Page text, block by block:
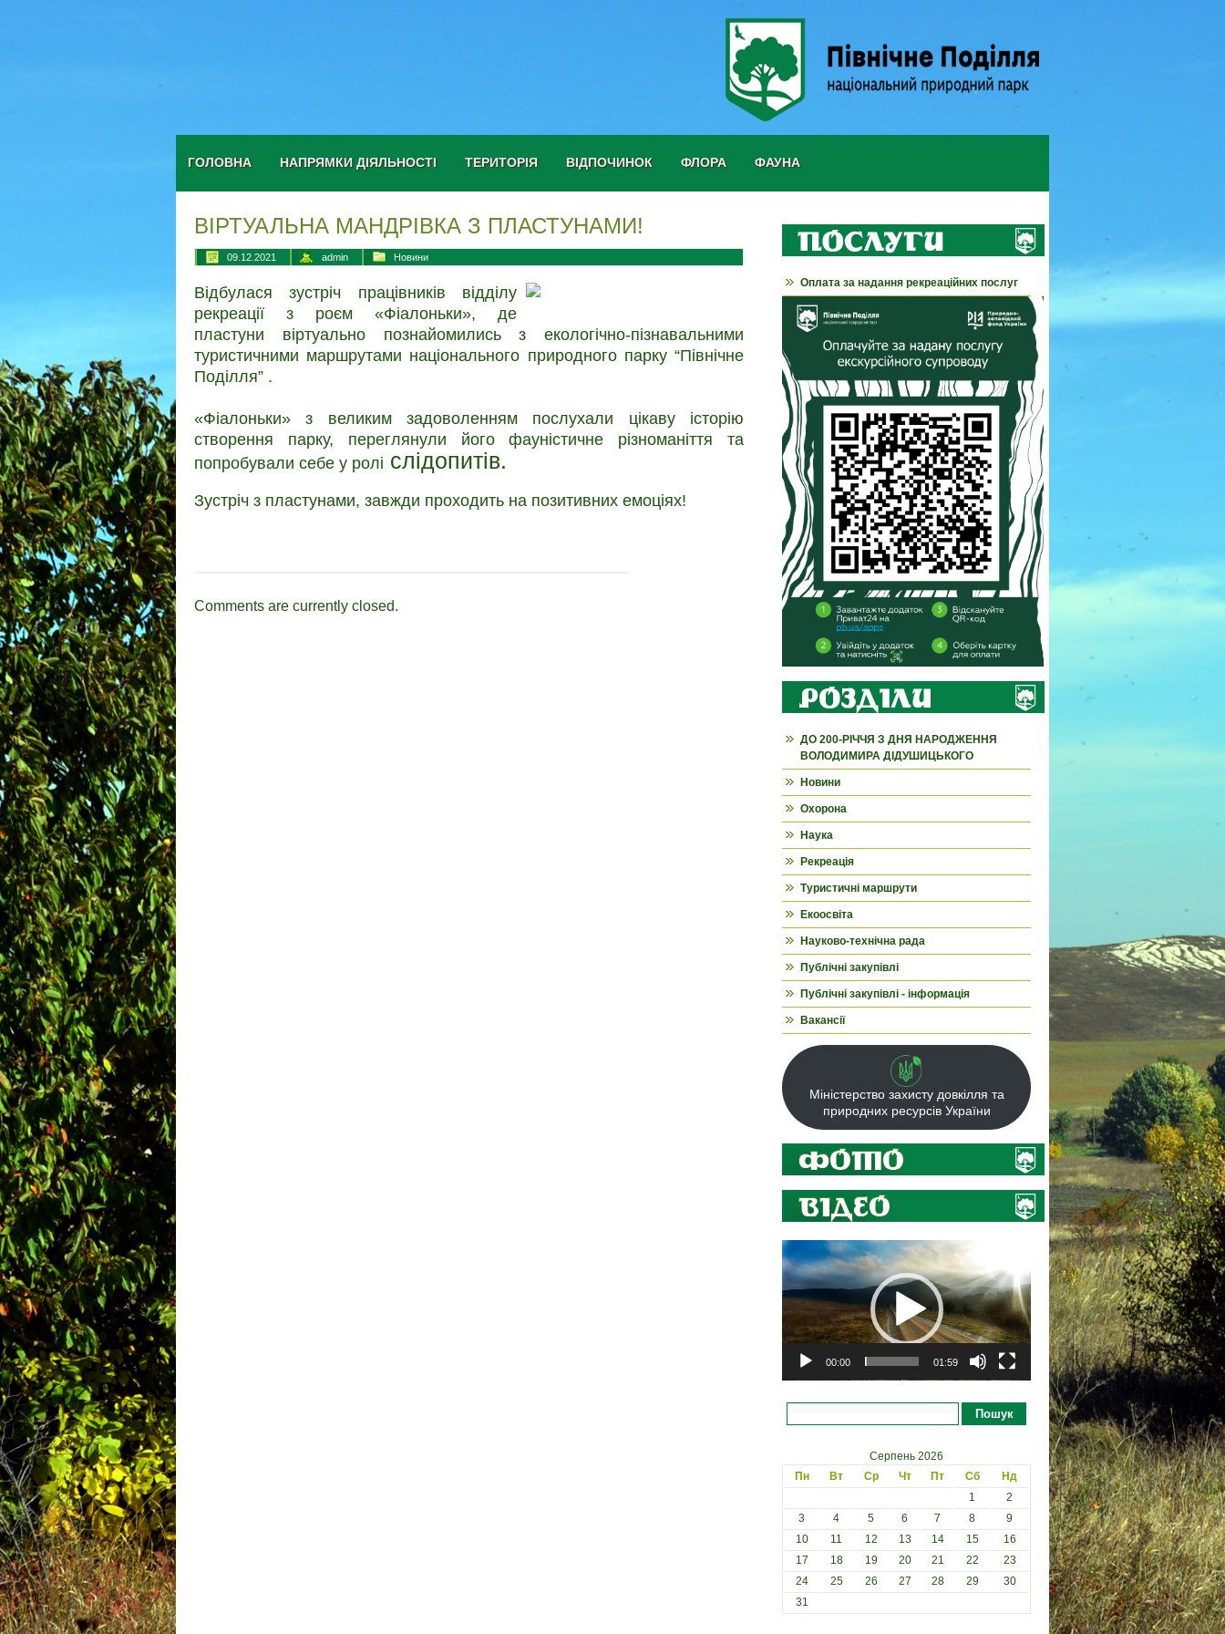
ГОЛОВНА НАПРЯМКИ ДІЯЛЬНОСТІ ТЕРИТОРІЯ ВІДПОЧИНОК ФЛОРА ФАУНА
ВІРТУАЛЬНА МАНДРІВКА З ПЛАСТУНАМИ!
09.12.2021 admin Новини
Відбулася зустріч працівників відділу
рекреації з роєм «Фіалоньки», де
пластуни віртуально познайомились з екологічно-пізнавальними
туристичними маршрутами національного природного парку “Північне
Поділля” .
«Фіалоньки» з великим задоволенням послухали цікаву історію
створення парку, переглянули його фауністичне різноманіття та
попробували себе у ролі слідопитів.
Зустріч з пластунами, завжди проходить на позитивних емоціях!
Comments are currently closed.
Оплата за надання рекреаційних послуг
ДО 200-РІЧЧЯ З ДНЯ НАРОДЖЕННЯ
ВОЛОДИМИРА ДІДУШИЦЬКОГО
Новини
Охорона
Наука
Рекреація
Туристичні маршрути
Екоосвіта
Науково-технічна рада
Публічні закупівлі
Публічні закупівлі - інформація
Вакансії
Міністерство захисту довкілля та
природних ресурсів України
Відеопрогравач
00:00 01:59
Пошук
Серпень 2026
Пн
Вт Ср Чт Пт Сб
Нд
1
2
3
4 5 6 7 8
9
10
11 12 13 14 15
16
17
18 19 20 21 22
23
24
25 26 27 28 29
30
31